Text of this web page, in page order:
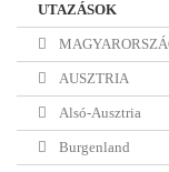
UTAZÁSOK
AUSZTRIA
Alsó-Ausztria
Burgenland